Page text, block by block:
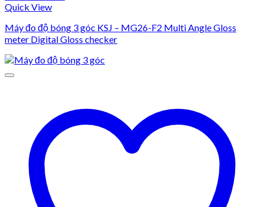
Quick View
Máy đo độ bóng 3 góc KSJ – MG26-F2 Multi Angle Gloss
meter Digital Gloss checker